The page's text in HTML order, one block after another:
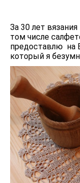
За 30 лет
том числе
предоставлю на
который я